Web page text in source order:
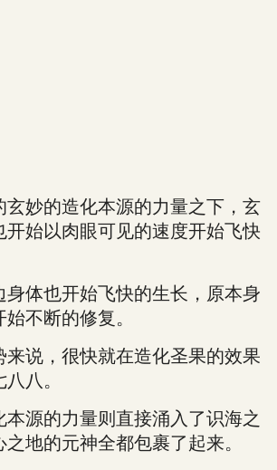
玄妙的造化本源的力量之下，玄
开始以肉眼可见的速度开始飞快
身体也开始飞快的生长，原本身
始不断的修复。
来说，很快就在造化圣果的效果
八。
本源的力量则直接涌入了识海之
地的元神全都包裹了起来。